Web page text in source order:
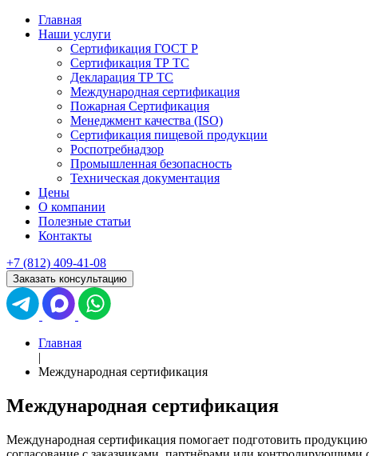
Главная
Наши услуги
Сертификация ГОСТ Р
Сертификация ТР ТС
Декларация ТР ТС
Международная сертификация
Пожарная Сертификация
Менеджмент качества (ISO)
Сертификация пищевой продукции
Роспотребнадзор
Промышленная безопасность
Техническая документация
Цены
О компании
Полезные статьи
Контакты
+7 (812) 409-41-08
Заказать консультацию
Главная
|
Международная сертификация
Международная сертификация
Международная сертификация помогает подготовить